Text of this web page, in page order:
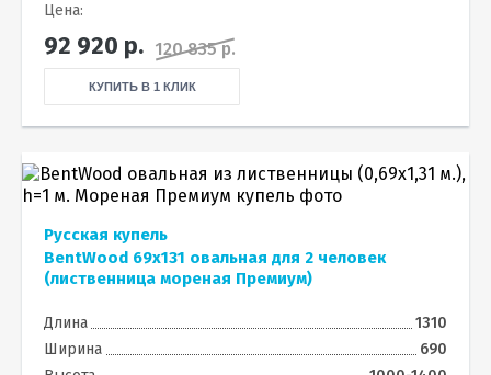
Цена:
92 920 р. 120 835 р.
КУПИТЬ В 1 КЛИК
Русская купель
BentWood 69х131 овальная для 2 человек
(лиственница мореная Премиум)
Длина
1310
Ширина
690